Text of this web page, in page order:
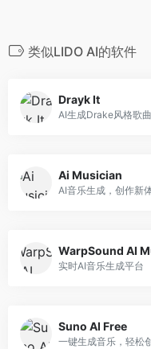
类似LIDO AI的软件
Drayk It
AI生成Drake风格歌曲
Ai Musician
AI音乐生成，创作新
WarpSound AI
实时AI音乐生成平台
Suno AI Free
一键生成音乐，轻松